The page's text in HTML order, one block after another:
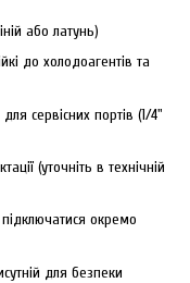
або латунь)
до холодоагентів та
сервісних портів (1/4"
(уточніть в технічній
окремо
для безпеки